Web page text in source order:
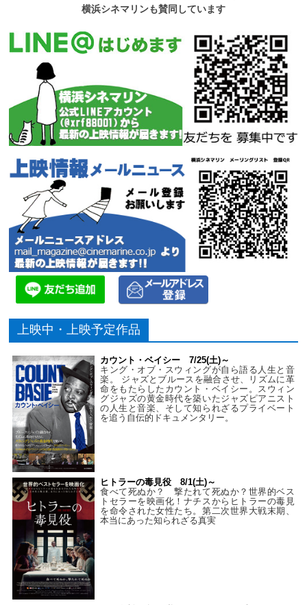
横浜シネマリンも賛同しています
上映中・上映予定作品
カウント・ベイシー 7/25(土)～
キング・オブ・スウィングが自ら語る人生と音
楽。 ジャズとブルースを融合させ、リズムに革
命をもたらしたカウント・ベイシー。スウィン
グジャズの黄金時代を築いたジャズピアニスト
の人生と音楽、そして知られざるプライベート
を追う自伝的ドキュメンタリー。
ヒトラーの毒見役 8/1(土)～
食べて死ぬか？ 撃たれて死ぬか？世界的ベス
トセラーを映画化！ナチスからヒトラーの毒見
を命令された女性たち。第二次世界大戦末期、
本当にあった知られざる真実